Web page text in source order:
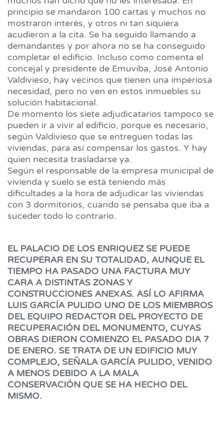
principio se mandaron 100 cartas y muchos no
mostraron interés, y otros ni tan siquiera
acudieron a la cita. Se ha seguido llamando a
demandantes y por ahora no se ha conseguido
completar el edificio. Incluso como comenta el
concejal y presidente de Emuviba, José Antonio
Valdivieso, hay vecinos que tienen una imperiosa
necesidad, pero no ven en estos inmuebles su
solución habitacional.
De momento los siete adjudicatarios tampoco se
pueden ir a vivir al edificio, porque es necesario,
según Valdivieso que se entreguen todas las
viviendas, para así compensar los gastos. Y hay
quien necesita trasladarse ya.
Según el responsable de la empresa municipal de
vivienda y suelo se está teniendo más
dificultades a la hora de adjudicar las viviendas
con 3 dormitorios, cuando se pensaba que iba a
suceder todo lo contrario.
EL PALACIO DE LOS ENRIQUEZ SE PUEDE
RECUPERAR EN SU TOTALIDAD, AUNQUE EL
TIEMPO HA PASADO UNA FACTURA MUY
CARA A DISTINTAS ZONAS Y
CONSTRUCCIONES ANEXAS. ASÍ LO AFIRMA
LUIS GARCÍA PULIDO UNO DE LOS MIEMBROS
DEL EQUIPO REDACTOR DEL PROYECTO DE
RECUPERACIÓN DEL MONUMENTO, CUYAS
OBRAS DIERON COMIENZO EL PASADO DIA 7
DE ENERO. SE TRATA DE UN EDIFICIO MUY
COMPLEJO, SEÑALA GARCÍA PULIDO, VENIDO
A MENOS DEBIDO A LA MALA
CONSERVACIÓN QUE SE HA HECHO DEL
MISMO.